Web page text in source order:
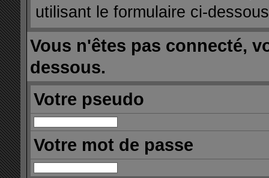
utilisant le formulaire ci-
Vous n'êtes pas connecté,
dessous.
Votre pseudo
Votre mot de passe